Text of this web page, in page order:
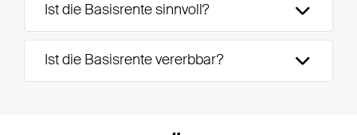
Ist die Basisrente sinnvoll?
Ist die Basisrente vererbbar?